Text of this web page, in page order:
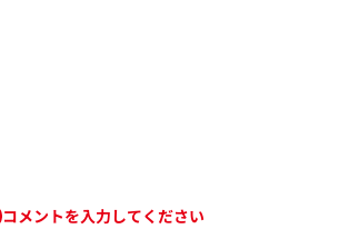
コメントを入力してください